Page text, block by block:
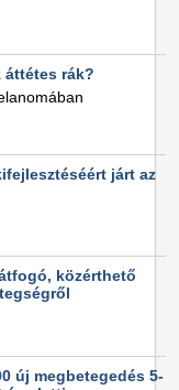
áttétes rák?
járt az
közérthető
új megbetegedés 5-